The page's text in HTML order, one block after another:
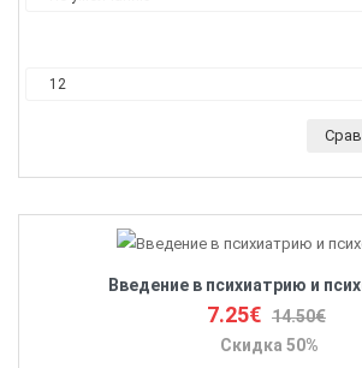
Введение в психиатрию и
7.25€ 14.50€
Скидка 50%